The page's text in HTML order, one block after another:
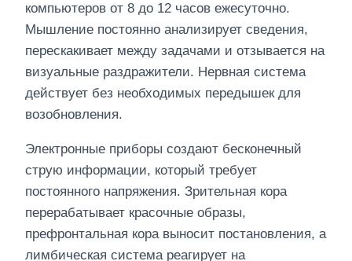
компьютеров от 8 до 12 часов ежесуточно.
Мышление постоянно анализирует сведения,
перескакивает между задачами и отзывается на
визуальные раздражители. Нервная система
действует без необходимых передышек для
возобновления.
Электронные приборы создают бесконечный
струю информации, который требует
постоянного напряжения. Зрительная кора
перерабатывает красочные образы,
префронтальная кора выносит постановления, а
лимбическая система реагирует на